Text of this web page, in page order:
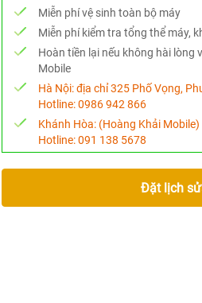
Miễn phí vệ sinh toàn bộ máy
Miễn phí kiểm tra tổng thể máy,
Hoàn tiền lại nếu không hài lòng
Mobile
Hà Nội:địa chỉ 325 Phố Vọng,
Hotline:0986 942 866
Khánh Hòa:(Hoàng Khải Mobile)
Hotline:091 138 5678
Đặt lịch